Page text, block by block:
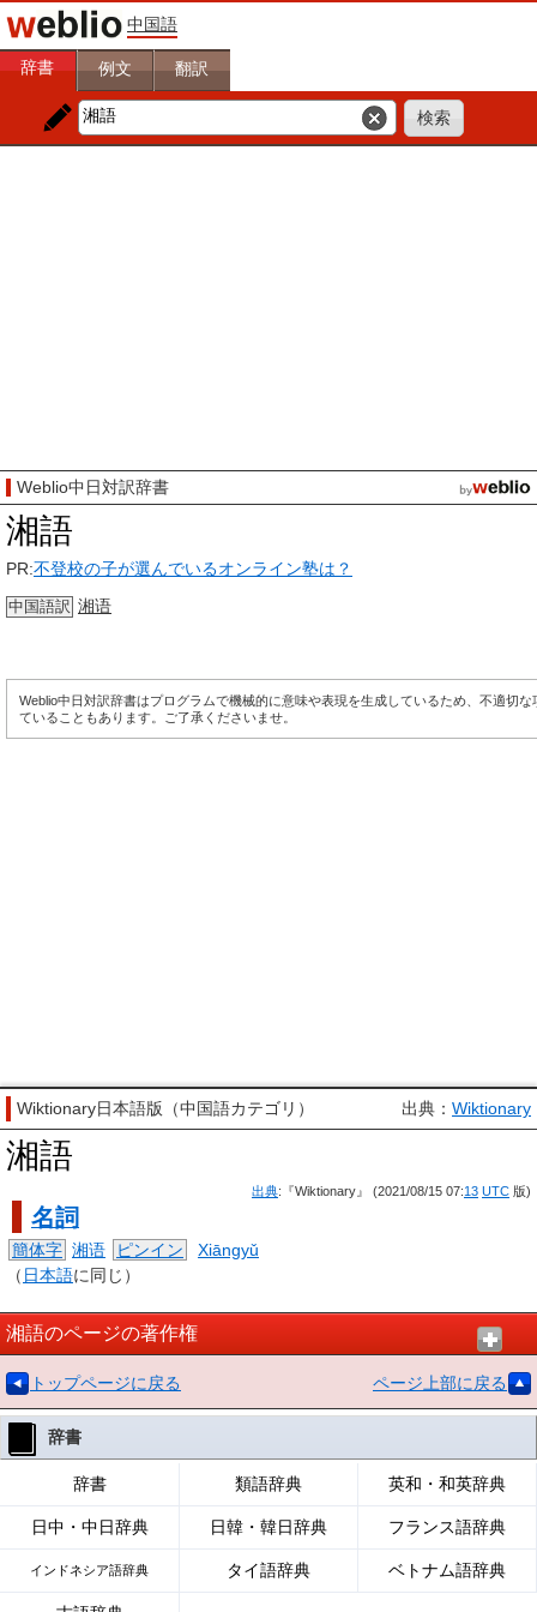
中国語
辞書 例文 翻訳
Weblio中日対訳辞書
湘語
PR:不登校の子が選んでいるオンライン塾は？
中国語訳 湘语
Weblio中日対訳辞書はプログラムで機械的に意味や表現を生成しているため、不適切な
ていることもあります。ご了承くださいませ。
Wiktionary日本語版（中国語カテゴリ） 出典： Wiktionary
湘語
出典:『Wiktionary』 (2021/08/15 07:13 UTC 版)
名詞
簡体字 湘语 ピンイン
Xiāngyǔ
（ 日本語に同じ）
湘語のページの著作権
トップページに戻る ページ上部に戻る
辞書
辞書 類語辞典 英和・和英辞典
日中・中日辞典 日韓・韓日辞典 フランス語辞典
インドネシア語辞典 タイ語辞典 ベトナム語辞典